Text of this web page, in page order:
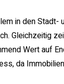
in den Stadt-
Gleichzeitig
Wert auf
da